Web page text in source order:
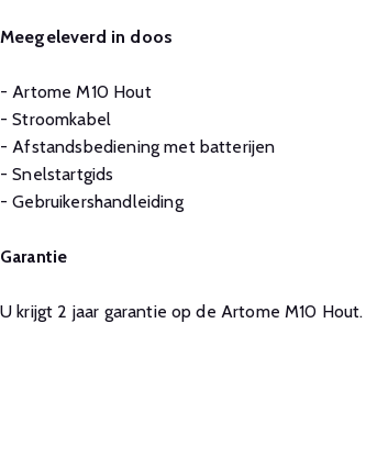
Meegeleverd in doos
- Artome M10 Hout
- Stroomkabel
- Afstandsbediening met batterijen
- Snelstartgids
- Gebruikershandleiding
Garantie
U krijgt 2 jaar garantie op de Artome M10 Hout.